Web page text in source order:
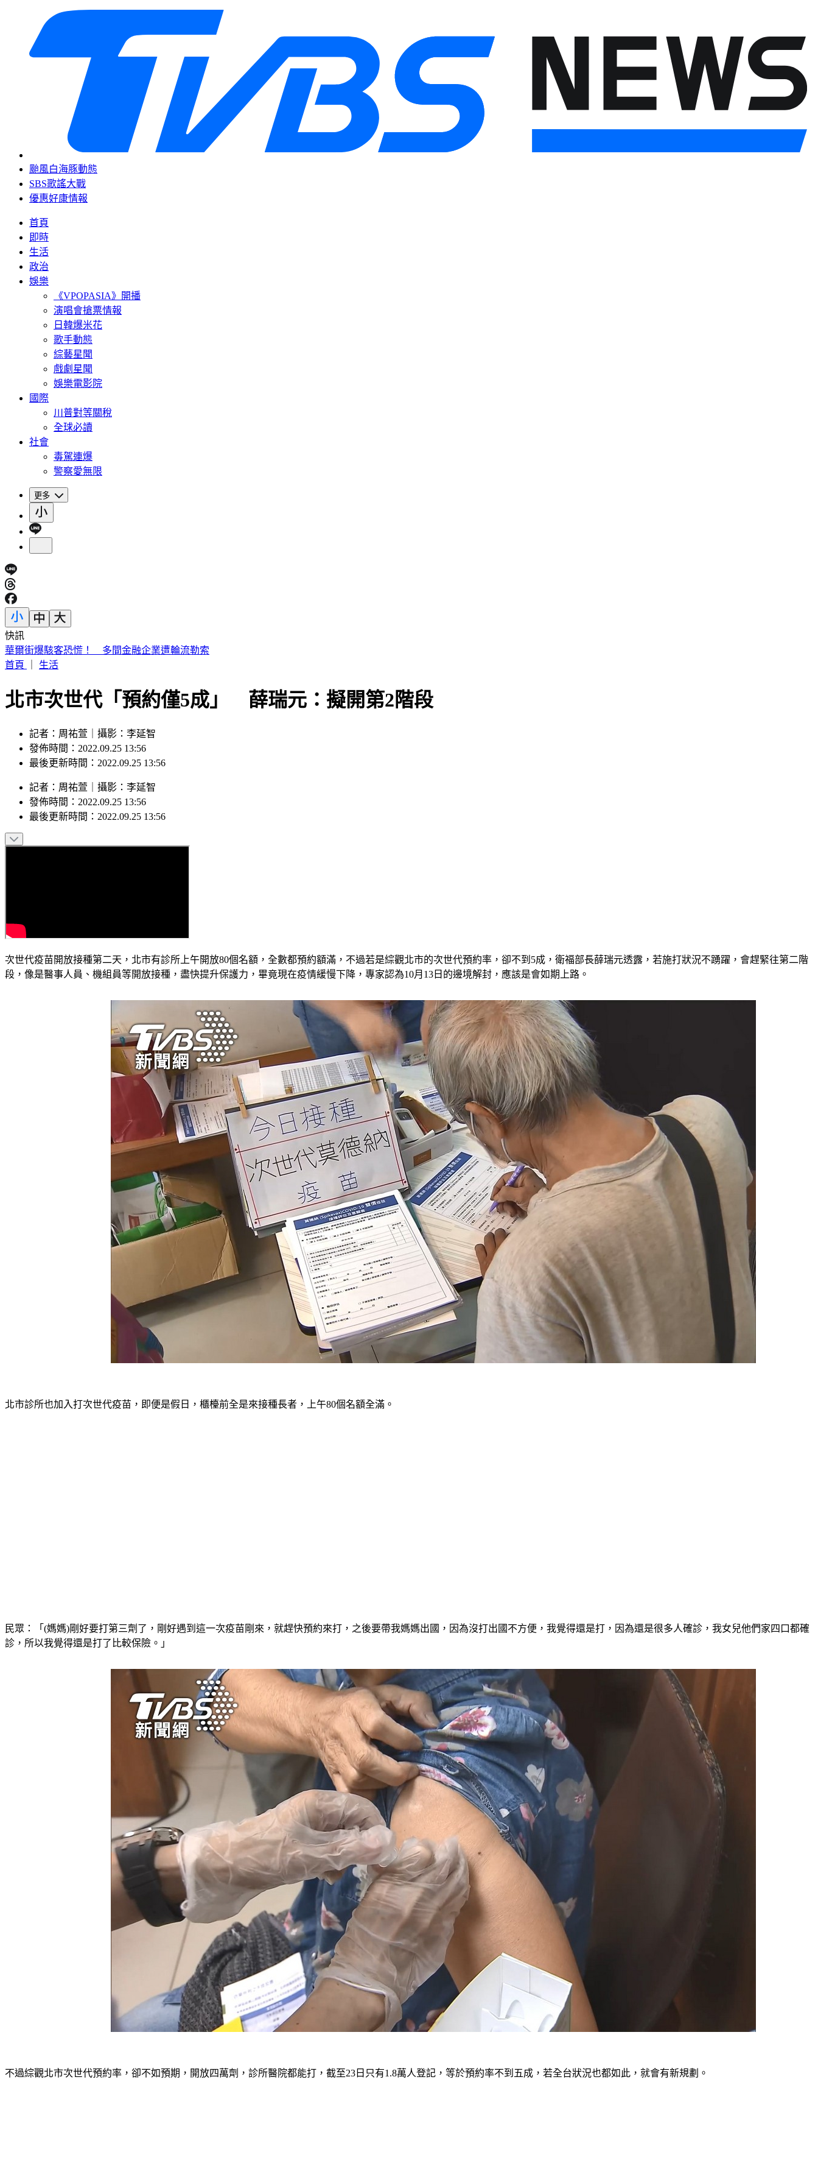
颱風白海豚動態
SBS歌謠大戰
優惠好康情報
首頁
即時
生活
政治
娛樂
《VPOPASIA》開播
演唱會搶票情報
日韓爆米花
歌手動態
綜藝星聞
戲劇星聞
娛樂電影院
國際
川普對等關稅
全球必讀
社會
毒駕連爆
警察愛無限
更多
快訊
快訊／警報狂響！大雷雨炸半小時 北北桃注意9級強陣風、強降雨
首頁
生活
北市次世代「預約僅5成」 薛瑞元：擬開第2階段
記者：周祐萱｜攝影：李延智
發佈時間：2022.09.25 13:56
最後更新時間：2022.09.25 13:56
記者 ： 周祐萱 攝影 ： 李延智
發佈時間： 2022.09.25 13:56
最後更新時間： 2022.09.25 13:56
次世代疫苗開放接種第二天，北市有診所上午開放80個名額，全數都預約額滿，不過若是綜觀北市的次世代預約率，卻不到5成，衛福部長薛瑞元透露，若施打狀況不踴躍，會趕緊往第二階
段，像是醫事人員、機組員等開放接種，盡快提升保護力，畢竟現在疫情緩慢下降，專家認為10月13日的邊境解封，應該是會如期上路。
北市診所也加入打次世代疫苗，即便是假日，櫃檯前全是來接種長者，上午80個名額全滿。
民眾：「(媽媽)剛好要打第三劑了，剛好遇到這一次疫苗剛來，就趕快預約來打，之後要帶我媽媽出國，因為沒打出國不方便，我覺得還是打，因為還是很多人確診，我女兒他們家四口都確
診，所以我覺得還是打了比較保險。」
不過綜觀北市次世代預約率，卻不如預期，開放四萬劑，診所醫院都能打，截至23日只有1.8萬人登記，等於預約率不到五成，若全台狀況也都如此，就會有新規劃。